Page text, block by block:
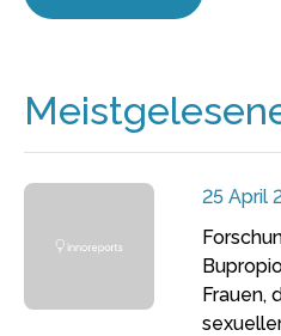
25 April
Frauen,